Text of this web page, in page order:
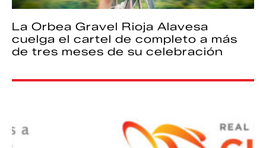
La Orbea Gravel Rioja Alavesa
cuelga el cartel de completo a más
de tres meses de su celebración